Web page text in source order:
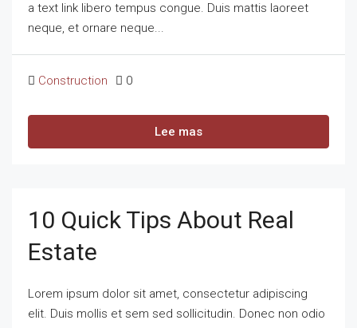
a text link libero tempus congue. Duis mattis laoreet
neque, et ornare neque...
Construction 0
Lee mas
10 Quick Tips About Real
Estate
Lorem ipsum dolor sit amet, consectetur adipiscing
elit. Duis mollis et sem sed sollicitudin. Donec non odio